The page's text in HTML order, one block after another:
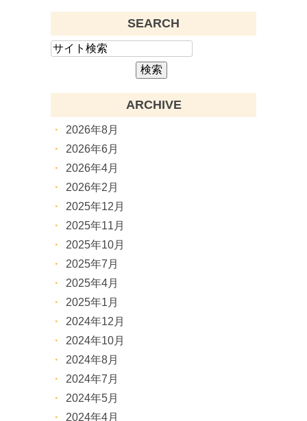
SEARCH
ARCHIVE
2026年8月
2026年6月
2026年4月
2026年2月
2025年12月
2025年11月
2025年10月
2025年7月
2025年4月
2025年1月
2024年12月
2024年10月
2024年8月
2024年7月
2024年5月
2024年4月